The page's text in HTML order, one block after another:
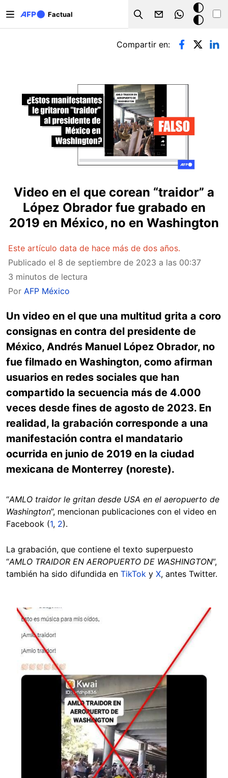
Factual
Search
Modo
oscuro
Solapas principales
Compartir en:
Video en el que corean “traidor” a
López Obrador fue grabado en
2019 en México, no en Washington
Este artículo data de hace más de dos años.
Publicado el 8 de septiembre de 2023 a las 00:37
3 minutos de lectura
Por AFP México
Un video en el que una multitud grita a coro
consignas en contra del presidente de
México, Andrés Manuel López Obrador, no
fue filmado en Washington, como afirman
usuarios en redes sociales que han
compartido la secuencia más de 4.000
veces desde fines de agosto de 2023. En
realidad, la grabación corresponde a una
manifestación contra el mandatario
ocurrida en junio de 2019 en la ciudad
mexicana de Monterrey (noreste).
“AMLO traidor le gritan desde USA en el aeropuerto de
Washington”, mencionan publicaciones con el video en
Facebook (1, 2).
La grabación, que contiene el texto superpuesto
“AMLO TRAIDOR EN AEROPUERTO DE WASHINGTON”,
también ha sido difundida en TikTok y X, antes Twitter.
Image